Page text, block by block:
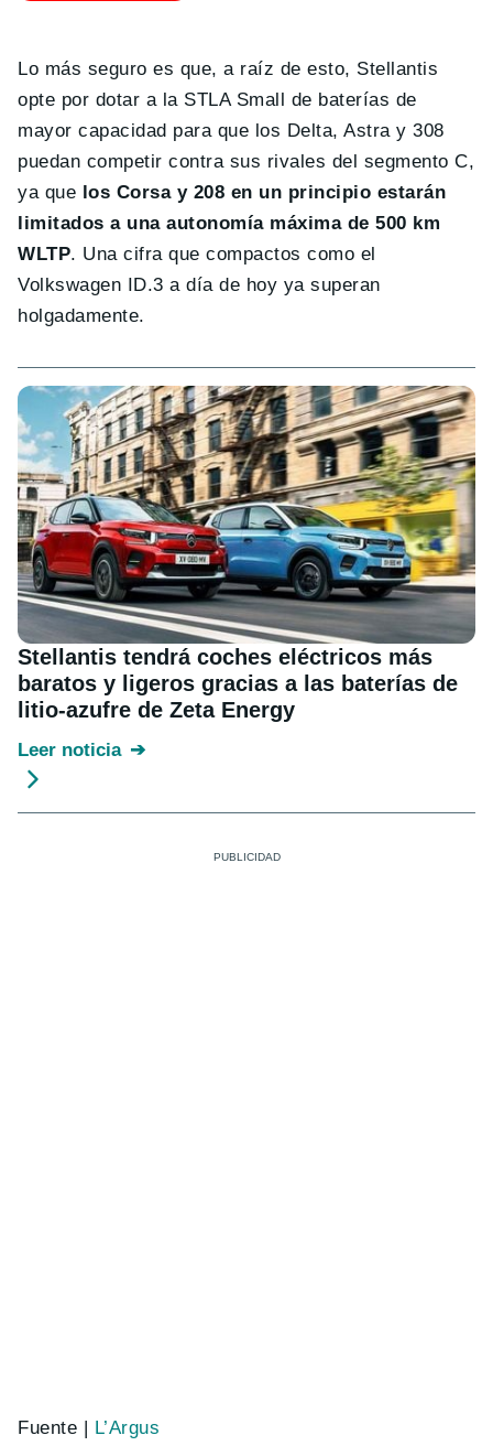
Lo más seguro es que, a raíz de esto, Stellantis
opte por dotar a la STLA Small de baterías de
mayor capacidad para que los Delta, Astra y 308
puedan competir contra sus rivales del segmento C,
ya que los Corsa y 208 en un principio estarán
limitados a una autonomía máxima de 500 km
WLTP. Una cifra que compactos como el
Volkswagen ID.3 a día de hoy ya superan
holgadamente.
Stellantis tendrá coches eléctricos más
baratos y ligeros gracias a las baterías de
litio-azufre de Zeta Energy
Leer noticia
Fuente | L’Argus